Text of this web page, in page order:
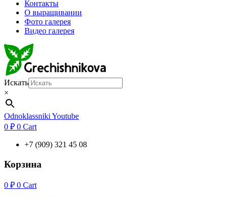
Контакты
О выращивании
Фото галерея
Видео галерея
Искать
×
Odnoklassniki Youtube
0 ₽ 0 Cart
+7 (909) 321 45 08
Корзина
0 ₽ 0 Cart